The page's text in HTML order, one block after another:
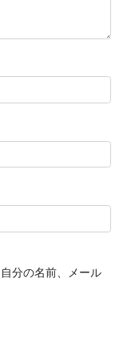
分の名前、メール